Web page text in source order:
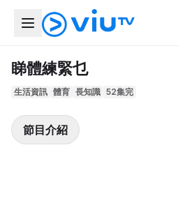
睇體練緊乜
生活資訊 體育 長知識 52集完
節目介紹